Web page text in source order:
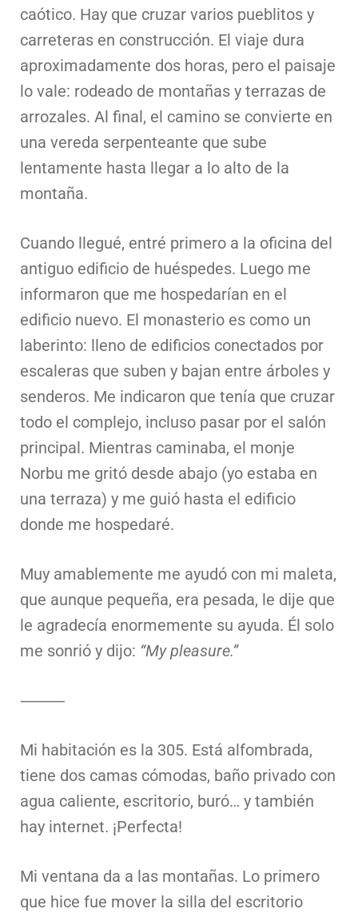
caótico. Hay que cruzar varios pueblitos y
carreteras en construcción. El viaje dura
aproximadamente dos horas, pero el paisaje
lo vale: rodeado de montañas y terrazas de
arrozales. Al final, el camino se convierte en
una vereda serpenteante que sube
lentamente hasta llegar a lo alto de la
montaña.
Cuando llegué, entré primero a la oficina del
antiguo edificio de huéspedes. Luego me
informaron que me hospedarían en el
edificio nuevo. El monasterio es como un
laberinto: lleno de edificios conectados por
escaleras que suben y bajan entre árboles y
senderos. Me indicaron que tenía que cruzar
todo el complejo, incluso pasar por el salón
principal. Mientras caminaba, el monje
Norbu me gritó desde abajo (yo estaba en
una terraza) y me guió hasta el edificio
donde me hospedaré.
Muy amablemente me ayudó con mi maleta,
que aunque pequeña, era pesada, le dije que
le agradecía enormemente su ayuda. Él solo
me sonrió y dijo: “My pleasure.”
⸻
Mi habitación es la 305. Está alfombrada,
tiene dos camas cómodas, baño privado con
agua caliente, escritorio, buró… y también
hay internet. ¡Perfecta!
Mi ventana da a las montañas. Lo primero
que hice fue mover la silla del escritorio